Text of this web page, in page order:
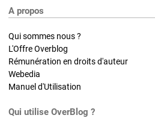
A propos
Qui sommes nous ?
L'Offre Overblog
Rémunération en droits d'auteur
Webedia
Manuel d'Utilisation
Qui utilise OverBlog ?